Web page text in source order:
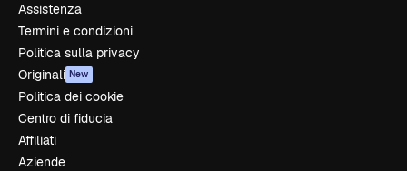
Assistenza
Termini e condizioni
Politica sulla privacy
Originali New
Politica dei cookie
Centro di fiducia
Affiliati
Aziende